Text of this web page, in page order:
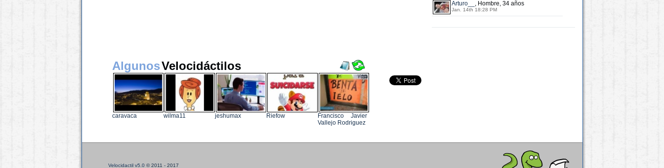
Arturo__ , Hombre, 34 años
Jan. 14th 18:28 PM
AlgunosVelocidáctilos
caravaca wilma11 jeshumax Riefow
Francisco Javier
Vallejo Rodriguez
Velocidactil v5.0 © 2011 - 2017